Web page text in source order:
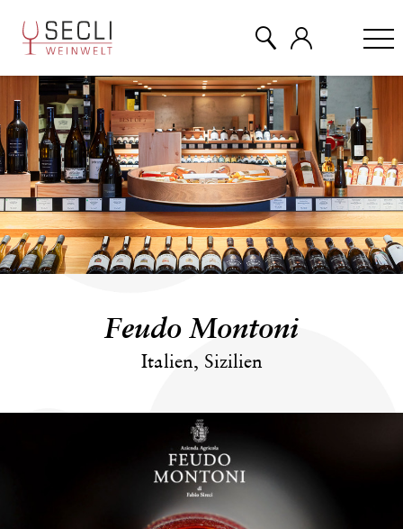
Feudo Montoni
Italien, Sizilien
WEINE
CHAMPAGNER
& MEHR
ÜBER UNS